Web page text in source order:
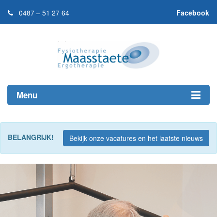
0487 – 51 27 64 Facebook
Menu
BELANGRIJK! Bekijk onze vacatures en het laatste nieuws